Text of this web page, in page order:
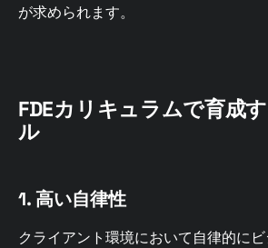
が求められます。
FDEカリキュラムで育成
ル
1. 高い自律性
クライアント環境において自律的に